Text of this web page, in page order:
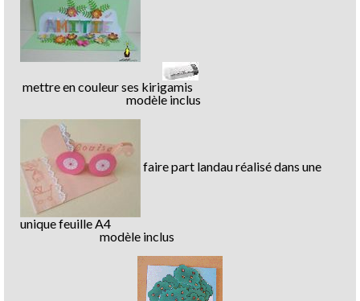
mettre en couleur ses kirigamis
modèle inclus
faire part landau réalisé dans une
unique feuille A4
modèle inclus